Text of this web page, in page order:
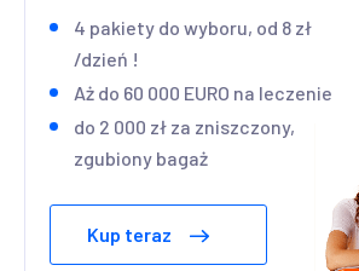
4 pakiety do wyboru, od 8 zł
/dzień !
Aż do 60 000 EURO na leczenie
do 2 000 zł za zniszczony,
zgubiony bagaż
Kup teraz